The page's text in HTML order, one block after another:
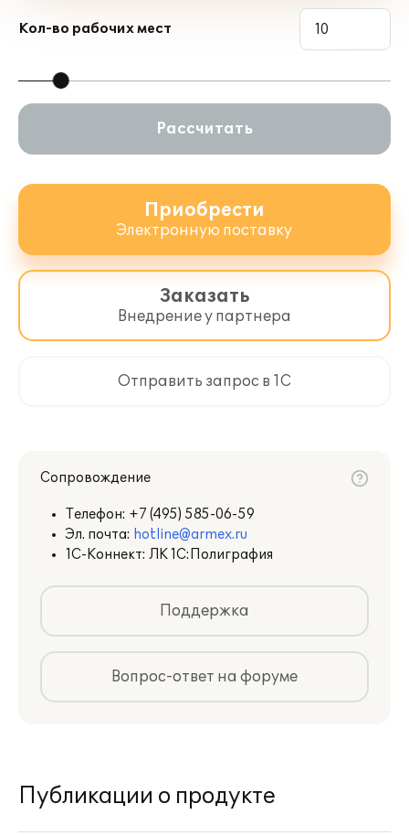
Кол-во рабочих мест
Рассчитать
Приобрести
Электронную поставку
Заказать
Внедрение у партнера
Отправить запрос в 1С
Сопровождение
Телефон: +7 (495) 585-06-59
Эл. почта: hotline@armex.ru
1С-Коннект: ЛК 1С:Полиграфия
Поддержка
Вопрос-ответ на форуме
Публикации о продукте